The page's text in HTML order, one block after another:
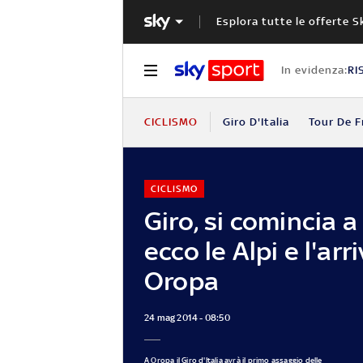
Esplora tutte le offerte
In evidenza:
CICLISMO Giro D'Italia Tour De
Giro, si comincia
ecco le Alpi e
Oropa
CICLISMO
24 mag 2014 - 08:50
A Oropa il Giro d'Italia avrà il primo assaggio delle